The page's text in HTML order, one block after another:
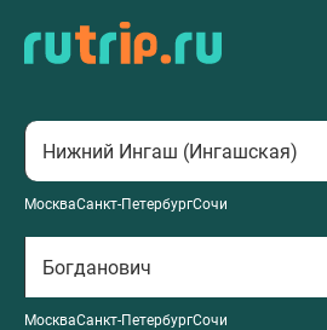
МоскваСанкт-ПетербургСочи
МоскваСанкт-ПетербургСочи